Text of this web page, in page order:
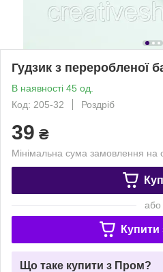
Гудзик з переробленої
В наявності 45 од.
Код: 205-32
Роздріб
39 ₴
Мінімальна сума замовлення на
або
Купити
Що таке купити з Пром?